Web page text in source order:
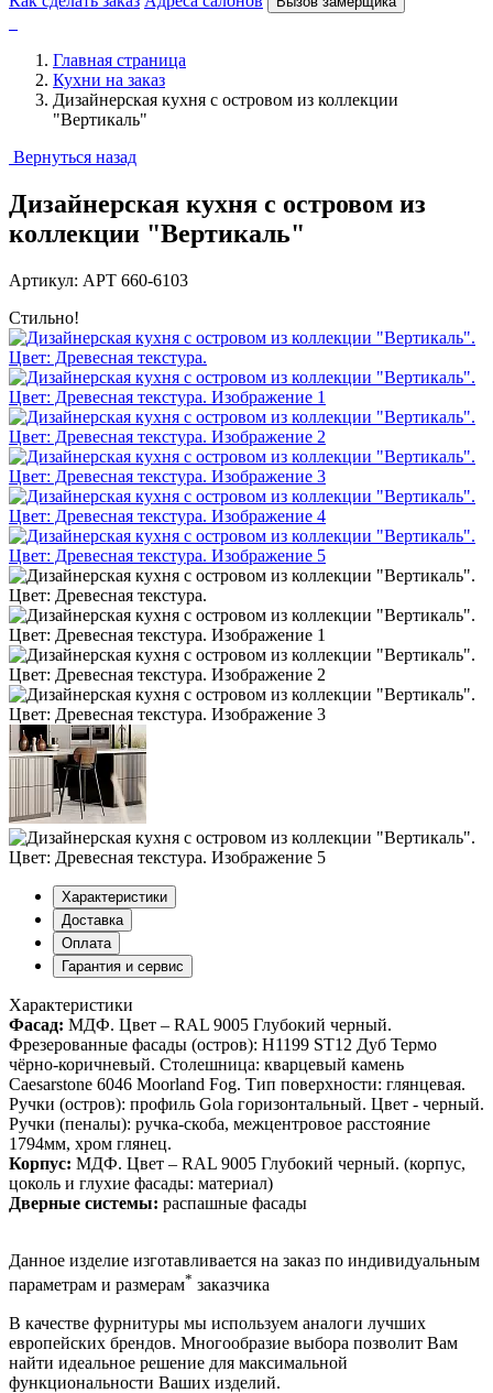
Главная страница
Кухни на заказ
Дизайнерская кухня с островом из коллекции
"Вертикаль"
Вернуться назад
Дизайнерская кухня с островом из
коллекции "Вертикаль"
Артикул: АРТ 660-6103
Стильно!
Характеристики
Доставка
Оплата
Гарантия и сервис
Характеристики
Фасад: МДФ. Цвет – RAL 9005 Глубокий черный.
Фрезерованные фасады (остров): H1199 ST12 Дуб Термо
чёрно-коричневый. Столешница: кварцевый камень
Caesarstone 6046 Moorland Fog. Тип поверхности: глянцевая.
Ручки (остров): профиль Gola горизонтальный. Цвет - черный.
Ручки (пеналы): ручка-скоба, межцентровое расстояние
1794мм, хром глянец.
Корпус: МДФ. Цвет – RAL 9005 Глубокий черный. (корпус,
цоколь и глухие фасады: материал)
Дверные системы: распашные фасады
Данное изделие изготавливается на заказ по индивидуальным
параметрам и размерам* заказчика
В качестве фурнитуры мы используем аналоги лучших
европейских брендов. Многообразие выбора позволит Вам
найти идеальное решение для максимальной
функциональности Ваших изделий.